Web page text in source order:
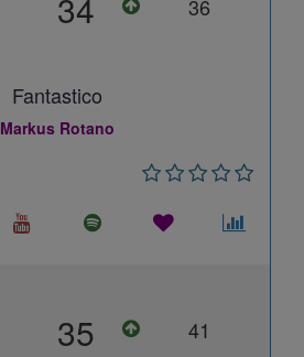
36
Fantastico
Markus Rotano
35 41